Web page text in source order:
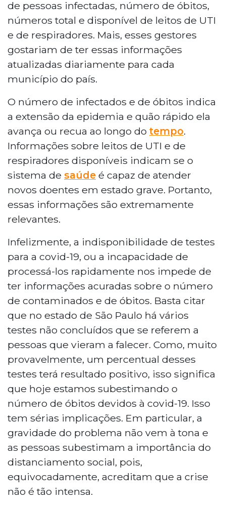
de pessoas infectadas, número de óbitos,
números total e disponível de leitos de UTI
e de respiradores. Mais, esses gestores
gostariam de ter essas informações
atualizadas diariamente para cada
município do país.
O número de infectados e de óbitos indica
a extensão da epidemia e quão rápido ela
avança ou recua ao longo do tempo.
Informações sobre leitos de UTI e de
respiradores disponíveis indicam se o
sistema de saúde é capaz de atender
novos doentes em estado grave. Portanto,
essas informações são extremamente
relevantes.
Infelizmente, a indisponibilidade de testes
para a covid-19, ou a incapacidade de
processá-los rapidamente nos impede de
ter informações acuradas sobre o número
de contaminados e de óbitos. Basta citar
que no estado de São Paulo há vários
testes não concluídos que se referem a
pessoas que vieram a falecer. Como, muito
provavelmente, um percentual desses
testes terá resultado positivo, isso significa
que hoje estamos subestimando o
número de óbitos devidos à covid-19. Isso
tem sérias implicações. Em particular, a
gravidade do problema não vem à tona e
as pessoas subestimam a importância do
distanciamento social, pois,
equivocadamente, acreditam que a crise
não é tão intensa.